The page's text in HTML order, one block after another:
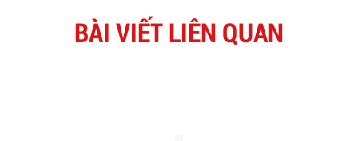
BÀI VIẾT LIÊN QUAN